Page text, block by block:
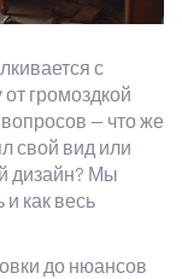
с
громоздкой
— что же
свой вид или
дизайн? Мы
и как весь
до нюансов